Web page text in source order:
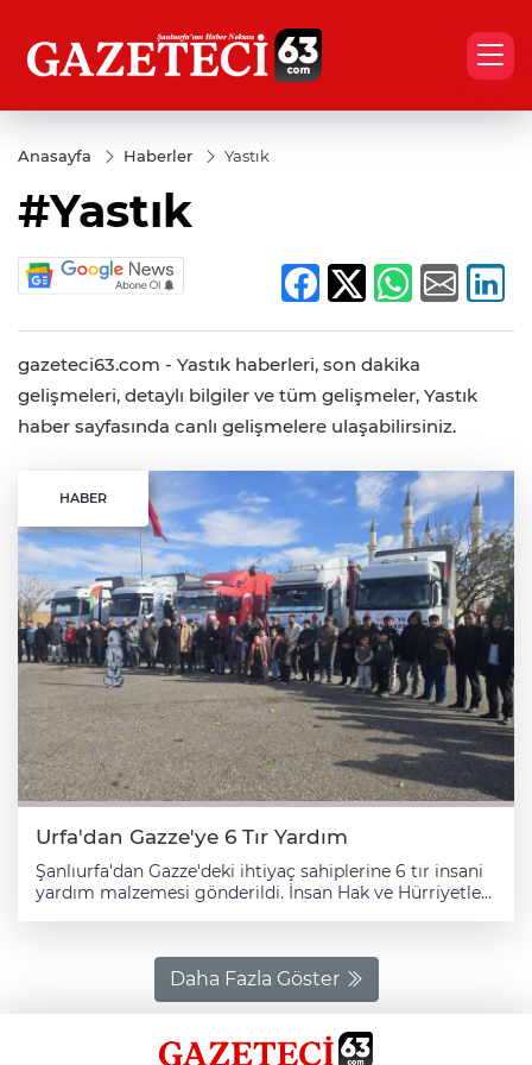
Anasayfa Haberler Yastık
#Yastık
gazeteci63.com - Yastık haberleri, son dakika
gelişmeleri, detaylı bilgiler ve tüm gelişmeler, Yastık
haber sayfasında canlı gelişmelere ulaşabilirsiniz.
HABER
Urfa'dan Gazze'ye 6 Tır Yardım
Şanlıurfa'dan Gazze'deki ihtiyaç sahiplerine 6 tır insani
yardım malzemesi gönderildi. İnsan Hak ve Hürriyetleri
toplanan konserve, mama, battaniye, yatak, yastık ve
yorganlardan oluşan yardımları taşıyan 6 tır için
Mevlana Celalettin Rumi Cami ve Külliyesi yanında
Atila, törende yaptığı konuşmada, son 2,5 ayda toplam
Daha Fazla Göster